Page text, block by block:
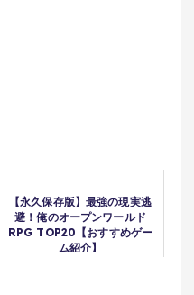
【永久保存版】最強の現実逃
避！俺のオープンワールド
RPG TOP20【おすすめゲー
ム紹介】